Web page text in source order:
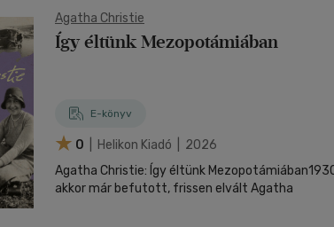
Agatha Christie
Így éltünk Mezopotámiában
E-könyv
0
| Helikon Kiadó | 2026
Agatha Christie: Így éltünk
akkor már befutott, frissen elvált Agatha